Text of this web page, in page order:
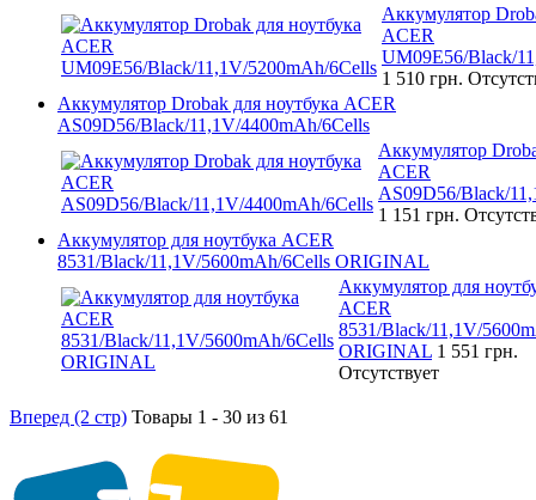
Аккумулятор
ACER
UM09E56/Black/
1 510 грн.
Аккумулятор Drobak для ноутбука ACER
AS09D56/Black/11,1V/4400mAh/6Cells
Аккумулятор
ACER
AS09D56/Black/
1 151 грн.
Аккумулятор для ноутбука ACER
8531/Black/11,1V/5600mAh/6Cells ORIGINAL
Аккумулятор для
ACER
8531/Black/11,1V/
ORIGINAL 1 551 грн.
Отсутствует
Вперед (2 стр) Товары 1 - 30 из 61